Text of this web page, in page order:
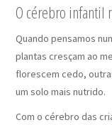
O cérebro infantil
Quando pensamos
plantas cresçam ao
florescem cedo,
um solo mais nutrido.
Com o cérebro das